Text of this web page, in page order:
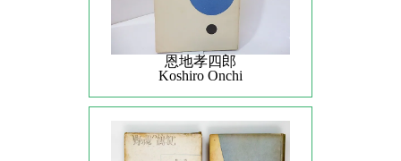
恩地孝四郎
Koshiro Onchi